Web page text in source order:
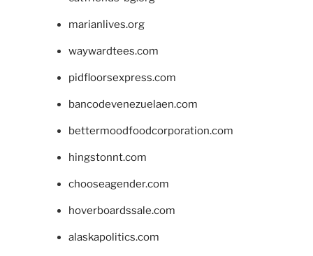
marianlives.org
waywardtees.com
pidfloorsexpress.com
bancodevenezuelaen.com
bettermoodfoodcorporation.com
hingstonnt.com
chooseagender.com
hoverboardssale.com
alaskapolitics.com